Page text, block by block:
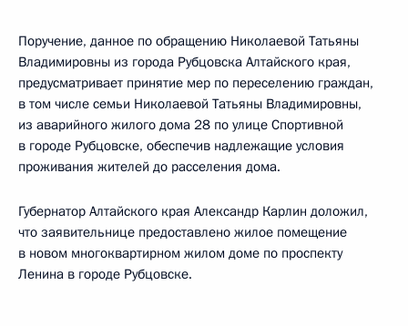
Поручение, данное по обращению Николаевой Татьяны
Владимировны из города Рубцовска Алтайского края,
предусматривает принятие мер по переселению граждан,
в том числе семьи Николаевой Татьяны Владимировны,
из аварийного жилого дома 28 по улице Спортивной
в городе Рубцовске, обеспечив надлежащие условия
проживания жителей до расселения дома.
Губернатор Алтайского края Александр Карлин доложил,
что заявительнице предоставлено жилое помещение
в новом многоквартирном жилом доме по проспекту
Ленина в городе Рубцовске.